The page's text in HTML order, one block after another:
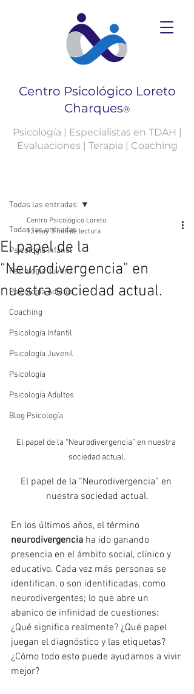
Centro Psicológico Loreto
Charques®
Psicología | Especialistas en TDAH |
Evaluaciones | Terapia | Coaching
Todas las entradas
Psicología Infantil
Psicología Juvenil
Psicología Adultos
Coaching
Psicología Infantil
Psicología Juvenil
Psicología
Psicología Adultos
Blog Psicología
Todas las entradas
El papel de la
“Neurodivergencia” en
nuestra sociedad actual.
Centro Psicológico Loreto
13 may 3 min de lectura
El papel de la “Neurodivergencia” en nuestra
sociedad actual.
El papel de la “Neurodivergencia” en
nuestra sociedad actual.
En los últimos años, el término
neurodivergencia ha ido ganando
presencia en el ámbito social, clínico y
educativo. Cada vez más personas se
identifican, o son identificadas, como
neurodivergentes; lo que abre un
abanico de infinidad de cuestiones:
¿Qué significa realmente? ¿Qué papel
juegan el diagnóstico y las etiquetas?
¿Cómo todo esto puede ayudarnos a vivir
mejor?